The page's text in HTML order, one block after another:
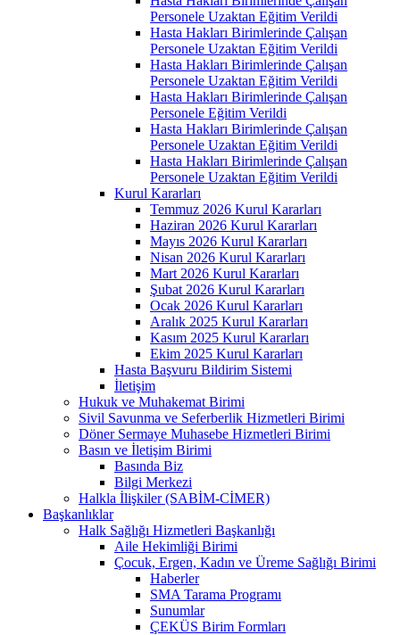
Personele Uzaktan Eğitim Verildi
Hasta Hakları Birimlerinde Çalışan
Personele Uzaktan Eğitim Verildi
Hasta Hakları Birimlerinde Çalışan
Personele Uzaktan Eğitim Verildi
Hasta Hakları Birimlerinde Çalışan
Personele Eğitim Verildi
Hasta Hakları Birimlerinde Çalışan
Personele Uzaktan Eğitim Verildi
Hasta Hakları Birimlerinde Çalışan
Personele Uzaktan Eğitim Verildi
Kurul Kararları
Temmuz 2026 Kurul Kararları
Haziran 2026 Kurul Kararları
Mayıs 2026 Kurul Kararları
Nisan 2026 Kurul Kararları
Mart 2026 Kurul Kararları
Şubat 2026 Kurul Kararları
Ocak 2026 Kurul Kararları
Aralık 2025 Kurul Kararları
Kasım 2025 Kurul Kararları
Ekim 2025 Kurul Kararları
Hasta Başvuru Bildirim Sistemi
İletişim
Hukuk ve Muhakemat Birimi
Sivil Savunma ve Seferberlik Hizmetleri Birimi
Döner Sermaye Muhasebe Hizmetleri Birimi
Basın ve İletişim Birimi
Basında Biz
Bilgi Merkezi
Halkla İlişkiler (SABİM-CİMER)
Başkanlıklar
Halk Sağlığı Hizmetleri Başkanlığı
Aile Hekimliği Birimi
Çocuk, Ergen, Kadın ve Üreme Sağlığı Birimi
Haberler
SMA Tarama Programı
Sunumlar
ÇEKÜS Birim Formları